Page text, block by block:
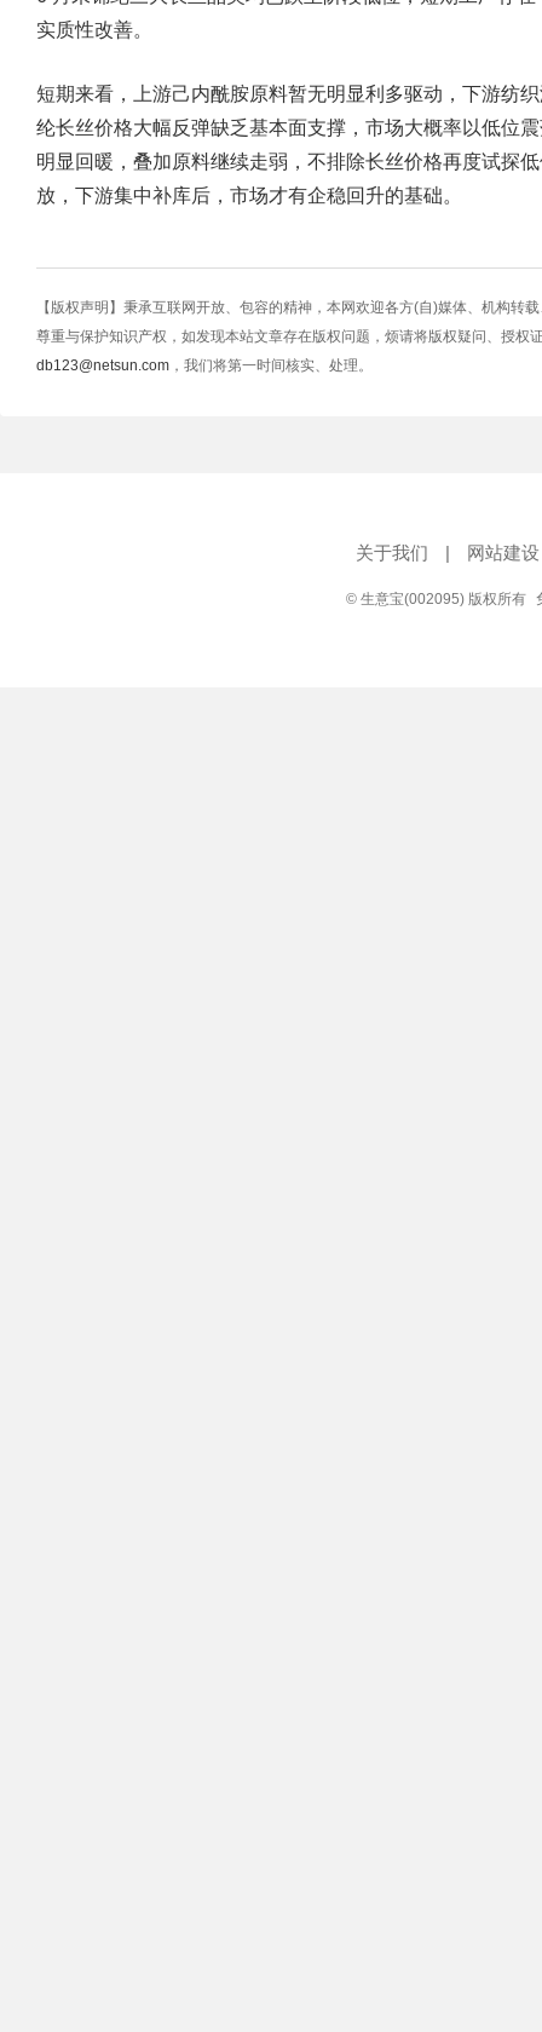
实质性改善。
短期来看，上游己内酰胺原料暂无明显利多驱动，下游纺
纶长丝价格大幅反弹缺乏基本面支撑，市场大概率以低位
明显回暖，叠加原料继续走弱，不排除长丝价格再度试探
放，下游集中补库后，市场才有企稳回升的基础。
【版权声明】秉承互联网开放、包容的精神，本网欢迎各方(自)媒体、机构转
尊重与保护知识产权，如发现本站文章存在版权问题，烦请将版权疑问、授权
db123@netsun.com ，我们将第一时间核实、处理。
关于我们 | 网站建设
© 生意宝(002095) 版权所有